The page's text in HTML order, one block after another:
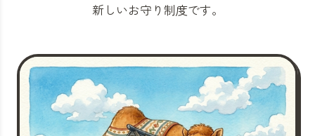
新しいお守り制度です。